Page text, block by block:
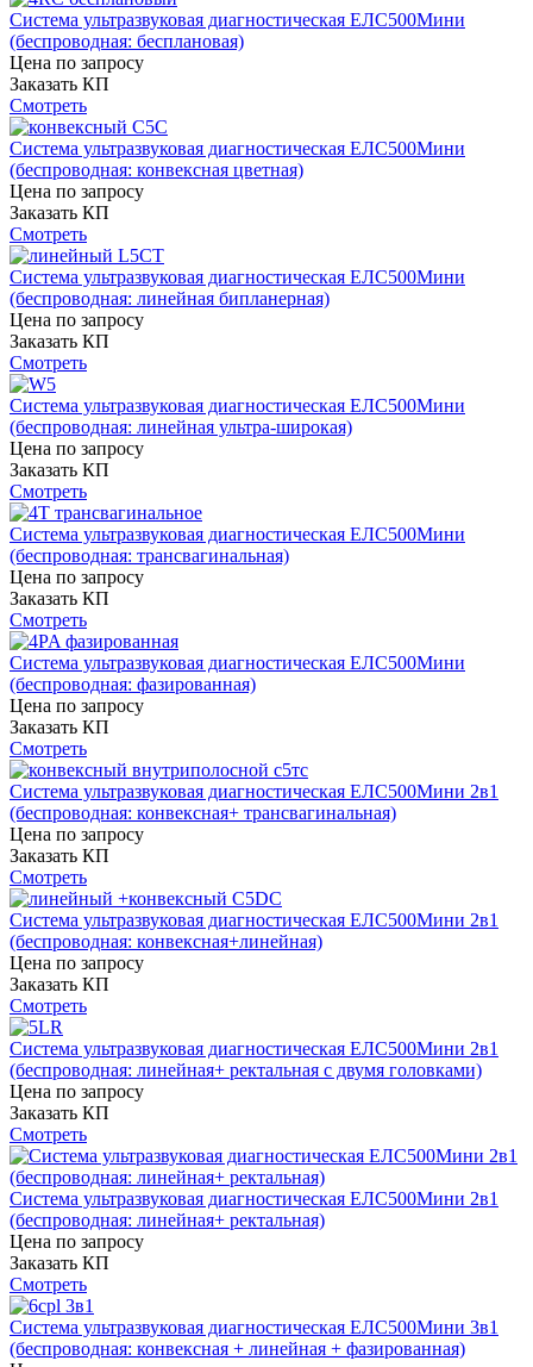
Система ультразвуковая диагностическая ЕЛС500Мини
(беспроводная: бесплановая)
Цена по запросу
Заказать КП
Смотреть
Система ультразвуковая диагностическая ЕЛС500Мини
(беспроводная: конвексная цветная)
Цена по запросу
Заказать КП
Смотреть
Система ультразвуковая диагностическая ЕЛС500Мини
(беспроводная: линейная бипланерная)
Цена по запросу
Заказать КП
Смотреть
Система ультразвуковая диагностическая ЕЛС500Мини
(беспроводная: линейная ультра-широкая)
Цена по запросу
Заказать КП
Смотреть
Система ультразвуковая диагностическая ЕЛС500Мини
(беспроводная: трансвагинальная)
Цена по запросу
Заказать КП
Смотреть
Система ультразвуковая диагностическая ЕЛС500Мини
(беспроводная: фазированная)
Цена по запросу
Заказать КП
Смотреть
Система ультразвуковая диагностическая ЕЛС500Мини 2в1
(беспроводная: конвексная+ трансвагинальная)
Цена по запросу
Заказать КП
Смотреть
Система ультразвуковая диагностическая ЕЛС500Мини 2в1
(беспроводная: конвексная+линейная)
Цена по запросу
Заказать КП
Смотреть
Система ультразвуковая диагностическая ЕЛС500Мини 2в1
(беспроводная: линейная+ ректальная с двумя головками)
Цена по запросу
Заказать КП
Смотреть
Система ультразвуковая диагностическая ЕЛС500Мини 2в1
(беспроводная: линейная+ ректальная)
Цена по запросу
Заказать КП
Смотреть
Система ультразвуковая диагностическая ЕЛС500Мини 3в1
(беспроводная: конвексная + линейная + фазированная)